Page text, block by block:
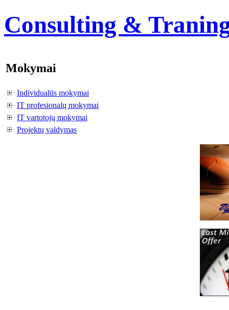
Consulting &
Mokymai
Individualūs mokymai
IT profesionalų mokymai
IT vartotojų mokymai
Projektų valdymas